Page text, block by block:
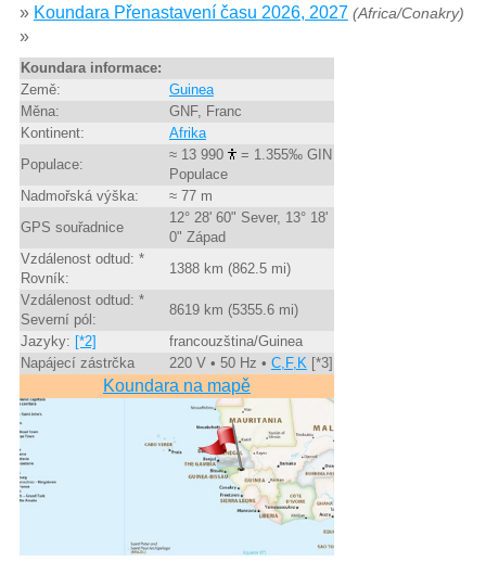
» Koundara Přenastavení času 2026, 2027 (Africa/Conakry)
»
Koundara informace:
Země:
Guinea
Měna:
GNF, Franc
Kontinent:
Afrika
Populace:
≈ 13 990
= 1.355‰ GIN
Populace
Nadmořská výška:
≈ 77 m
GPS souřadnice
12° 28' 60" Sever, 13° 18'
0" Západ
Vzdálenost odtud: *
Rovník:
1388 km (862.5 mi)
Vzdálenost odtud: *
Severní pól:
8619 km (5355.6 mi)
Jazyky: [*2]
francouzština/Guinea
Napájecí zástrčka
220 V • 50 Hz • C,F,K[*3]
Koundara na mapě